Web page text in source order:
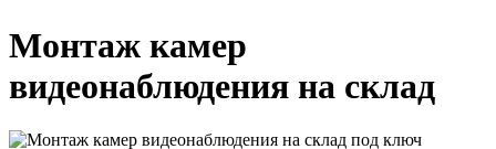
Монтаж камер
видеонаблюдения на склад